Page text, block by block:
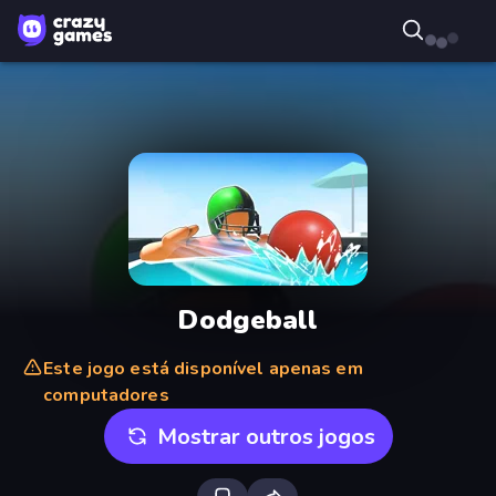
Dodgeball
Este jogo está disponível apenas em
computadores
Mostrar outros jogos